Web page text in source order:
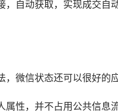
，自动获取，实现成交自
，微信状态还可以很好的
属性，并不占用公共信息